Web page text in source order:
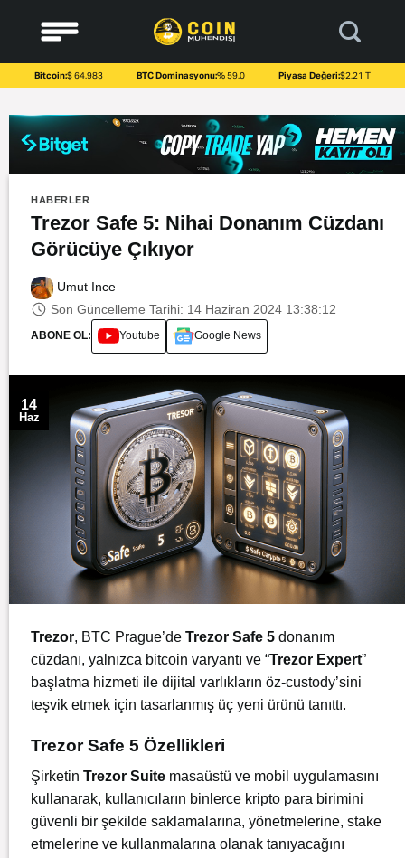
content
Bitcoin:$ 64.983 BTC Dominasyonu:% 59.0 Piyasa Değeri:$2.21 T
HABERLER
Trezor Safe 5: Nihai Donanım Cüzdanı
Görücüye Çıkıyor
Umut Ince
Son Güncelleme Tarihi: 14 Haziran 2024 13:38:12
ABONE OL: Youtube Google News
14
Haz
Trezor, BTC Prague’de Trezor Safe 5 donanım
cüzdanı, yalnızca bitcoin varyantı ve “Trezor Expert”
başlatma hizmeti ile dijital varlıkların öz-custody’sini
teşvik etmek için tasarlanmış üç yeni ürünü tanıttı.
Trezor Safe 5 Özellikleri
Şirketin Trezor Suite masaüstü ve mobil uygulamasını
kullanarak, kullanıcıların binlerce kripto para birimini
güvenli bir şekilde saklamalarına, yönetmelerine, stake
etmelerine ve kullanmalarına olanak tanıyacağını